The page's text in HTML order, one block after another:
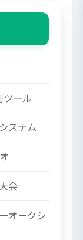
ツール
ステム
会
オークシ